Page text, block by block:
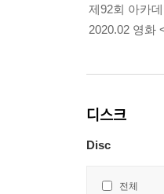
제92회 아카
2020.02 영화
디스크
Disc
전체